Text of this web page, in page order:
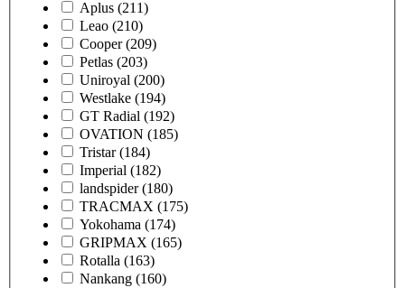
Aplus (211)
Leao (210)
Cooper (209)
Petlas (203)
Uniroyal (200)
Westlake (194)
GT Radial (192)
OVATION (185)
Tristar (184)
Imperial (182)
landspider (180)
TRACMAX (175)
Yokohama (174)
GRIPMAX (165)
Rotalla (163)
Nankang (160)